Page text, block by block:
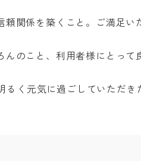
関係を築くこと。ご満足
のこと、利用者様にとっ
るく元気に過ごしていただ